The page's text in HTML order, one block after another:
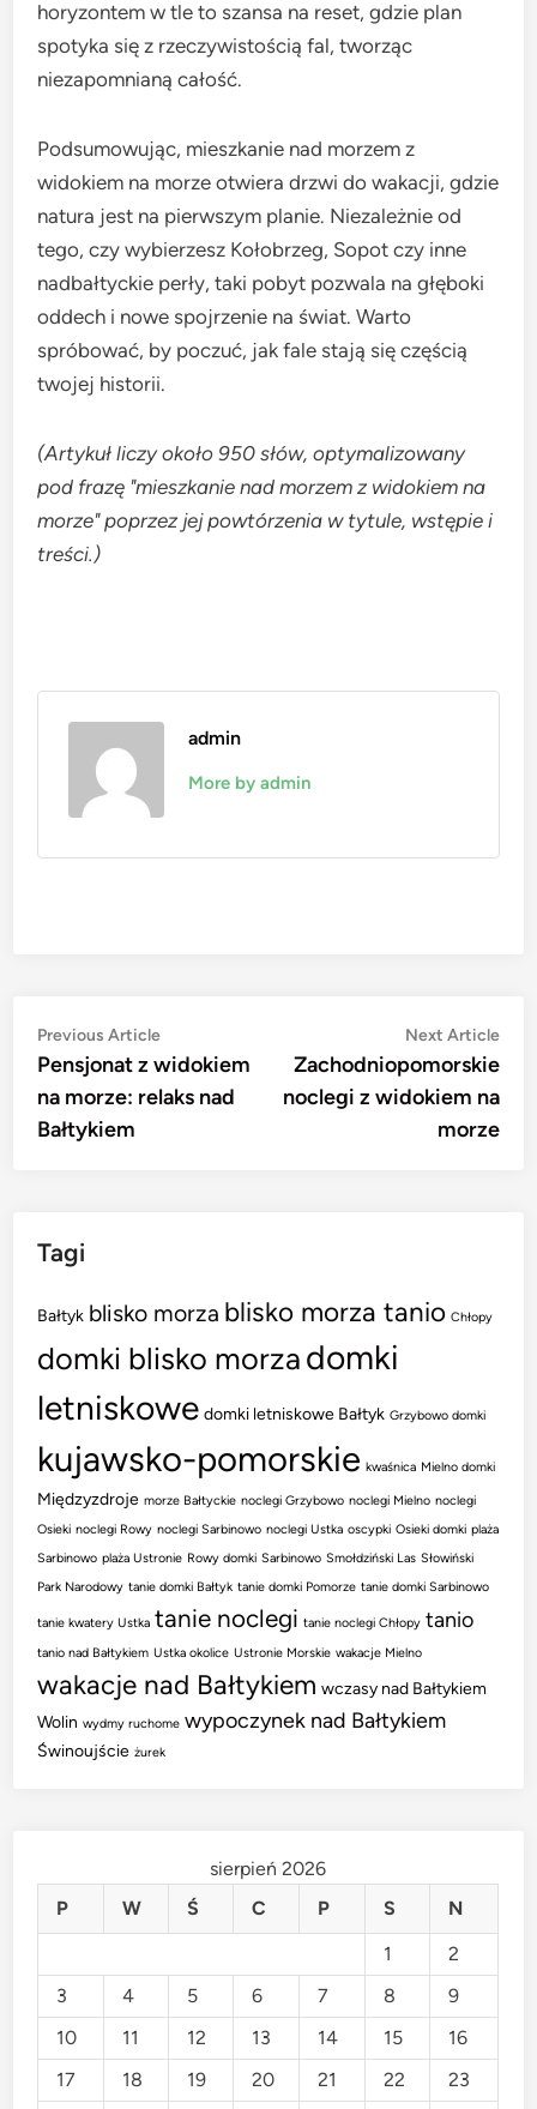
horyzontem w tle to szansa na reset, gdzie plan
spotyka się z rzeczywistością fal, tworząc
niezapomnianą całość.
Podsumowując, mieszkanie nad morzem z
widokiem na morze otwiera drzwi do wakacji, gdzie
natura jest na pierwszym planie. Niezależnie od
tego, czy wybierzesz Kołobrzeg, Sopot czy inne
nadbałtyckie perły, taki pobyt pozwala na głęboki
oddech i nowe spojrzenie na świat. Warto
spróbować, by poczuć, jak fale stają się częścią
twojej historii.
(Artykuł liczy około 950 słów, optymalizowany
pod frazę "mieszkanie nad morzem z widokiem na
morze" poprzez jej powtórzenia w tytule, wstępie i
treści.)
admin
More by admin
Nawigacja
wpisu
Previous ArticlePrevious
article:
Pensjonat z widokiem
na morze: relaks nad
Bałtykiem
Next Article
Zachodniopomorskie
noclegi z widokiem na
morze
Tagi
Bałtyk blisko morza blisko morza tanio Chłopy
domki blisko morza domki
letniskowe domki letniskowe Bałtyk Grzybowo domki
kujawsko-pomorskie kwaśnica Mielno domki
Międzyzdroje morze Bałtyckie noclegi Grzybowo noclegi Mielno noclegi
Osieki noclegi Rowy noclegi Sarbinowo noclegi Ustka oscypki Osieki domki plaża
Sarbinowo plaża Ustronie Rowy domki Sarbinowo Smołdziński Las Słowiński
Park Narodowy tanie domki Bałtyk tanie domki Pomorze tanie domki Sarbinowo
tanie kwatery Ustka tanie noclegi tanie noclegi Chłopy tanio
tanio nad Bałtykiem Ustka okolice Ustronie Morskie wakacje Mielno
wakacje nad Bałtykiem wczasy nad Bałtykiem
Wolin wydmy ruchome wypoczynek nad Bałtykiem
Świnoujście żurek
sierpień 2026
P
W Ś C P S
N
1
2
3
4 5 6 7 8
9
10
11 12 13 14 15
16
17
18 19 20 21 22
23